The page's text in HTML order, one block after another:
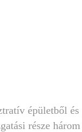
épületből és
része három